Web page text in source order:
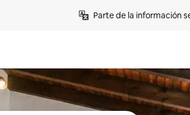
Parte de la información